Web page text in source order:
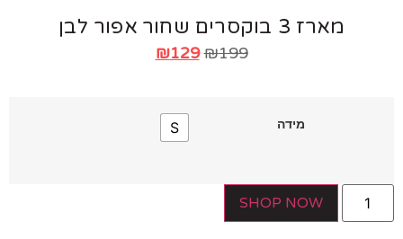
מארז 3 בוקסרים שחור אפור לבן
₪
₪129
SHOP NOW